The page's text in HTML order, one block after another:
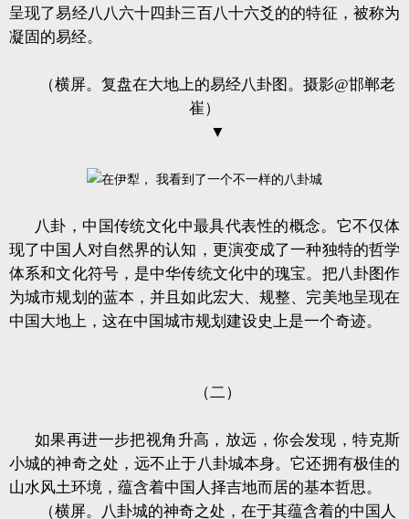
呈现了易经八八六十四卦三百八十六爻的的特征，被称为
凝固的易经。
（横屏。复盘在大地上的易经八卦图。摄影@邯郸老
崔）
▼
八卦，中国传统文化中最具代表性的概念。它不仅体
现了中国人对自然界的认知，更演变成了一种独特的哲学
体系和文化符号，是中华传统文化中的瑰宝。把八卦图作
为城市规划的蓝本，并且如此宏大、规整、完美地呈现在
中国大地上，这在中国城市规划建设史上是一个奇迹。
（二）
如果再进一步把视角升高，放远，你会发现，特克斯
小城的神奇之处，远不止于八卦城本身。它还拥有极佳的
山水风土环境，蕴含着中国人择吉地而居的基本哲思。
（横屏。八卦城的神奇之处，在于其蕴含着的中国人